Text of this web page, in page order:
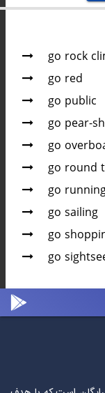
go rock
go red
go public
go pear-
go
go round
go
go sailing
go
go